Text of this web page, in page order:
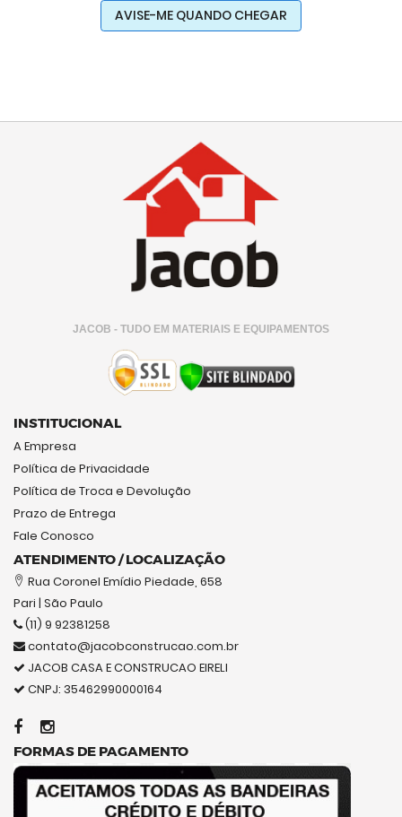
AVISE-ME QUANDO CHEGAR
JACOB - TUDO EM MATERIAIS E EQUIPAMENTOS
INSTITUCIONAL
A Empresa
Política de Privacidade
Política de Troca e Devolução
Prazo de Entrega
Fale Conosco
ATENDIMENTO / LOCALIZAÇÃO
Rua Coronel Emídio Piedade, 658
Pari | São Paulo
(11) 9 92381258
contato@jacobconstrucao.com.br
JACOB CASA E CONSTRUCAO EIRELI
CNPJ: 35462990000164
FORMAS DE PAGAMENTO